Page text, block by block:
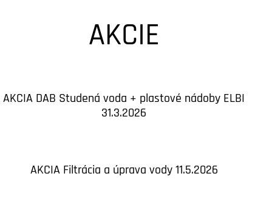
AKCIE
AKCIA DAB Studená voda + plastové nádoby ELBI
31.3.2026
AKCIA Filtrácia a úprava vody 11.5.2026